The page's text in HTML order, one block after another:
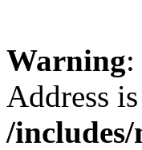
Warning
Address
/